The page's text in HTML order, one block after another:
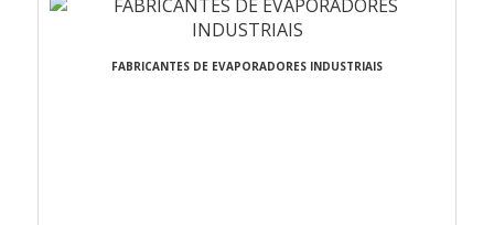
FABRICANTES DE EVAPORADORES INDUSTRIAIS